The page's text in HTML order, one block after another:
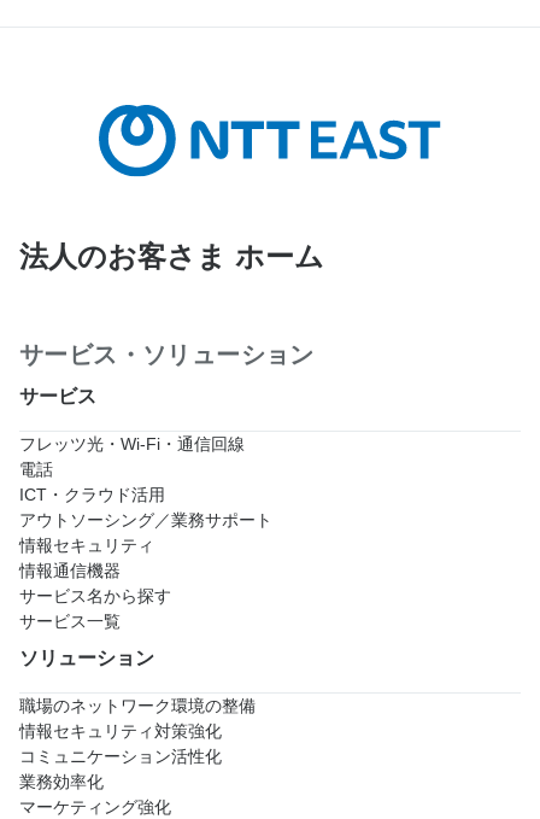
法人のお客さま ホーム
サービス・ソリューション
サービス
フレッツ光・Wi-Fi・通信回線
電話
ICT・クラウド活用
アウトソーシング／業務サポート
情報セキュリティ
情報通信機器
サービス名から探す
サービス一覧
ソリューション
職場のネットワーク環境の整備
情報セキュリティ対策強化
コミュニケーション活性化
業務効率化
マーケティング強化